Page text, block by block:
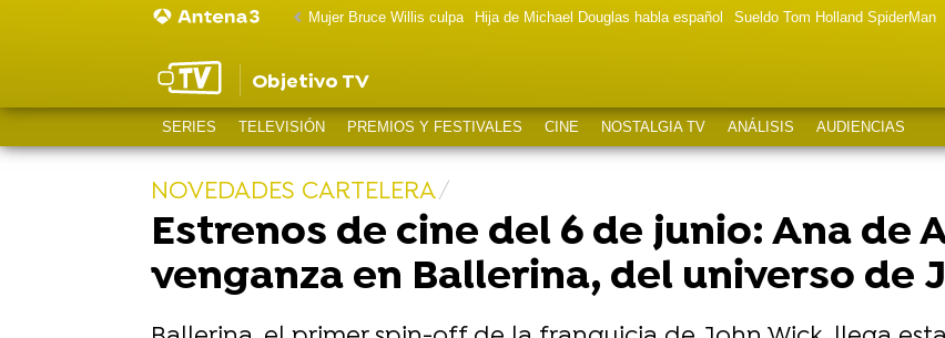
Mujer Bruce Willis culpa Hija de Michael Douglas habla español Sueldo Tom Holland SpiderMan
Objetivo TV
SERIES TELEVISIÓN PREMIOS Y FESTIVALES CINE NOSTALGIA TV ANÁLISIS AUDIENCIAS
NOVEDADES CARTELERA
Estrenos de cine del 6 de junio: Ana de
venganza en Ballerina, del universo de